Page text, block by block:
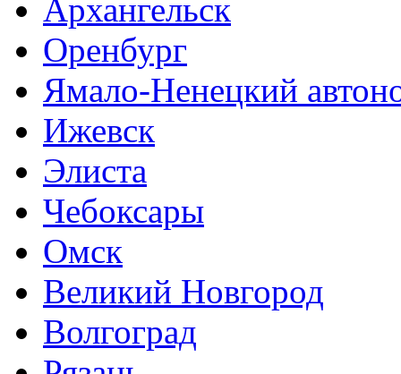
Архангельск
Оренбург
Ямало-Ненецкий
Ижевск
Элиста
Чебоксары
Омск
Великий Новгород
Волгоград